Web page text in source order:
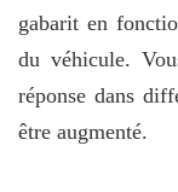
gabarit en
du véhicule.
réponse dans
être augmenté.